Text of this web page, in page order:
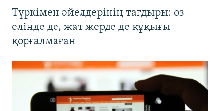
Түркімен әйелдерінің тағдыры: өз
елінде де, жат жерде де құқығы
қорғалмаған